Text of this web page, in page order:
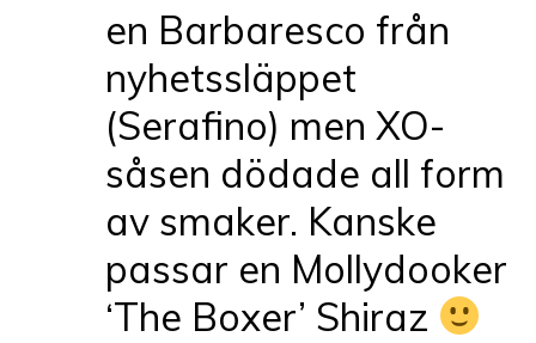
en Barbaresco från
nyhetssläppet
(Serafino) men XO-
såsen dödade all form
av smaker. Kanske
passar en Mollydooker
‘The Boxer’ Shiraz